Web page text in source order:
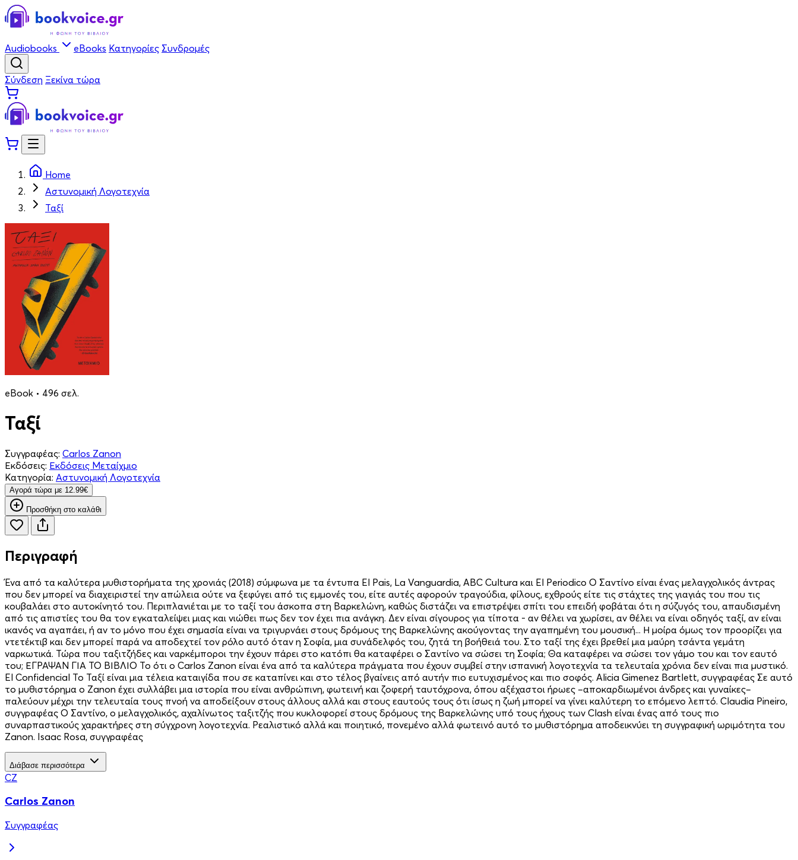
Audiobooks eBooks Κατηγορίες Συνδρομές
Σύνδεση Ξεκίνα τώρα
Home
Αστυνομική Λογοτεχνία
Ταξί
eBook • 496 σελ.
Ταξί
Συγγραφέας: Carlos Zanon
Εκδόσεις: Εκδόσεις Μεταίχμιο
Κατηγορία: Αστυνομική Λογοτεχνία
Aγορά τώρα με 12.99€
Προσθήκη στο καλάθι
Περιγραφή
Ένα από τα καλύτερα μυθιστορήματα της χρονιάς (2018) σύμφωνα με τα έντυπα El Pais, La Vanguardia, ABC Cultura και El Periodico Ο Σαντίνο είναι ένας μελαγχολικός άντρας
που δεν μπορεί να διαχειριστεί την απώλεια ούτε να ξεφύγει από τις εμμονές του, είτε αυτές αφορούν τραγούδια, φίλους, εχθρούς είτε τις στάχτες της γιαγιάς του που τις
κουβαλάει στο αυτοκίνητό του. Περιπλανιέται με το ταξί του άσκοπα στη Βαρκελώνη, καθώς διστάζει να επιστρέψει σπίτι του επειδή φοβάται ότι η σύζυγός του, απαυδισμένη
από τις απιστίες του θα τον εγκαταλείψει μιας και νιώθει πως δεν τον έχει πια ανάγκη. Δεν είναι σίγουρος για τίποτα - αν θέλει να χωρίσει, αν θέλει να είναι οδηγός ταξί, αν είναι
ικανός να αγαπάει, ή αν το μόνο που έχει σημασία είναι να τριγυρνάει στους δρόμους της Βαρκελώνης ακούγοντας την αγαπημένη του μουσική... Η μοίρα όμως τον προορίζει για
ντετέκτιβ και δεν μπορεί παρά να αποδεχτεί τον ρόλο αυτό όταν η Σοφία, μια συνάδελφός του, ζητά τη βοήθειά του. Στο ταξί της έχει βρεθεί μια μαύρη τσάντα γεμάτη
ναρκωτικά. Τώρα που ταξιτζήδες και ναρκέμποροι την έχουν πάρει στο κατόπι θα καταφέρει ο Σαντίνο να σώσει τη Σοφία; Θα καταφέρει να σώσει τον γάμο του και τον εαυτό
του; ΕΓΡΑΨΑΝ ΓΙΑ ΤΟ ΒΙΒΛΙΟ Το ότι ο Carlos Zanon είναι ένα από τα καλύτερα πράγματα που έχουν συμβεί στην ισπανική λογοτεχνία τα τελευταία χρόνια δεν είναι πια μυστικό.
El Confidencial Το Ταξί είναι μια τέλεια καταιγίδα που σε καταπίνει και στο τέλος βγαίνεις από αυτήν πιο ευτυχισμένος και πιο σοφός. Alicia Gimenez Bartlett, συγγραφέας Σε αυτό
το μυθιστόρημα ο Zanon έχει συλλάβει μια ιστορία που είναι ανθρώπινη, φωτεινή και ζοφερή ταυτόχρονα, όπου αξέχαστοι ήρωες –αποκαρδιωμένοι άνδρες και γυναίκες–
παλεύουν μέχρι την τελευταία τους πνοή να αποδείξουν στους άλλους αλλά και στους εαυτούς τους ότι ίσως η ζωή μπορεί να γίνει καλύτερη το επόμενο λεπτό. Claudia Pineiro,
συγγραφέας Ο Σαντίνο, ο μελαγχολικός, αχαλίνωτος ταξιτζής που κυκλοφορεί στους δρόμους της Βαρκελώνης υπό τους ήχους των Clash είναι ένας από τους πιο
συναρπαστικούς χαρακτήρες στη σύγχρονη λογοτεχνία. Ρεαλιστικό αλλά και ποιητικό, πονεμένο αλλά φωτεινό αυτό το μυθιστόρημα αποδεικνύει τη συγγραφική ωριμότητα του
Zanon. Isaac Rosa, συγγραφέας
Διάβασε περισσότερα
CZ
Carlos Zanon
Συγγραφέας